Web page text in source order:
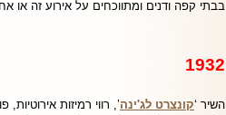
בבתי קפה ודנים ומתווכחים על אירוע זה או
1932
השיר ‘קונצרט לג'ינה’, רווי רמיזות